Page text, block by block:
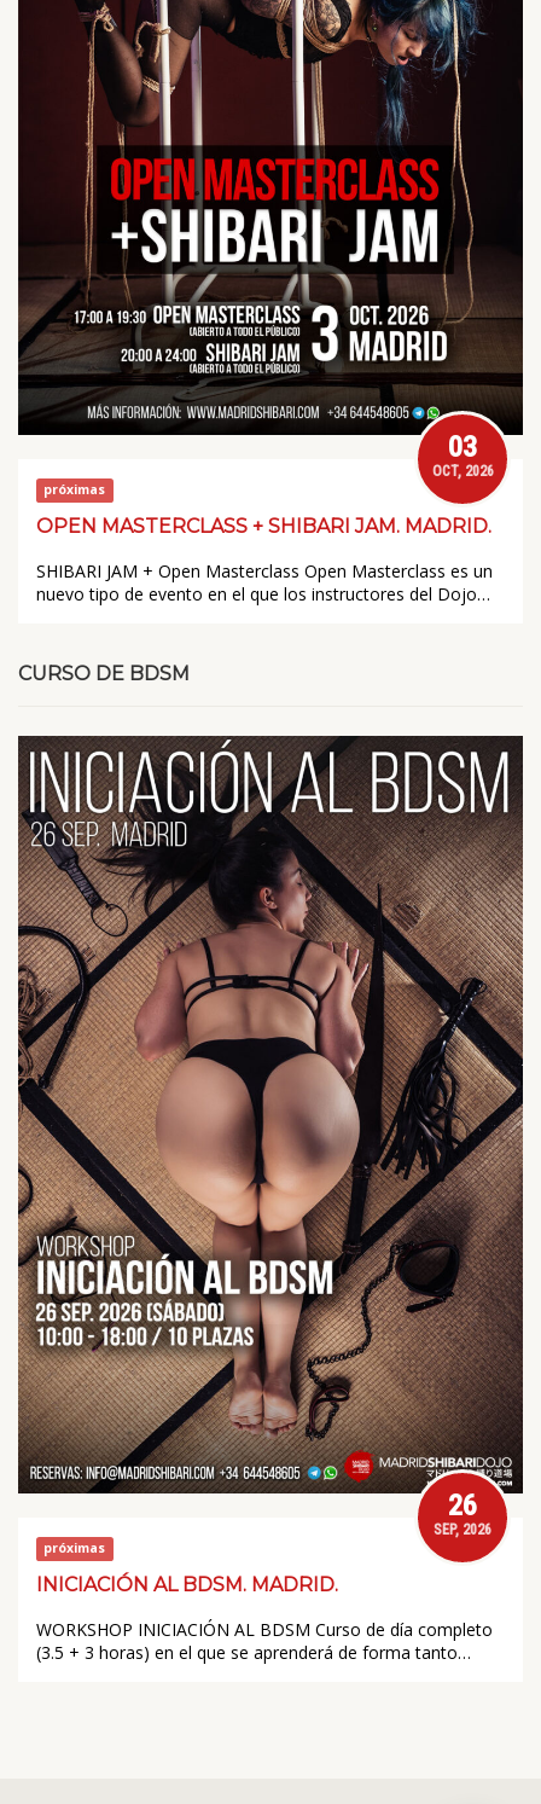
próximas
03
OCT, 2026
OPEN MASTERCLASS + SHIBARI JAM. MADRID.
SHIBARI JAM + Open Masterclass Open Masterclass es un
nuevo tipo de evento en el que los instructores del Dojo…
CURSO DE BDSM
próximas
26
SEP, 2026
INICIACIÓN AL BDSM. MADRID.
WORKSHOP INICIACIÓN AL BDSM Curso de día completo
(3.5 + 3 horas) en el que se aprenderá de forma tanto…